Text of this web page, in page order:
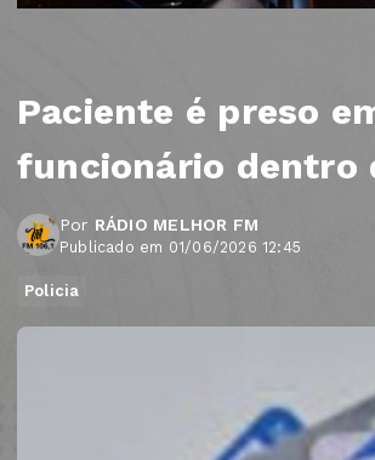
Paciente é preso
funcionário dentro
Por RÁDIO MELHOR FM
Publicado em 01/06/2026 12:45
Policia